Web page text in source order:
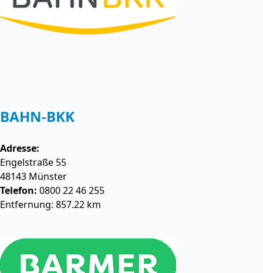
BAHN-BKK
Adresse:
Engelstraße 55
48143 Münster
Telefon: 0800 22 46 255
Entfernung: 857.22 km